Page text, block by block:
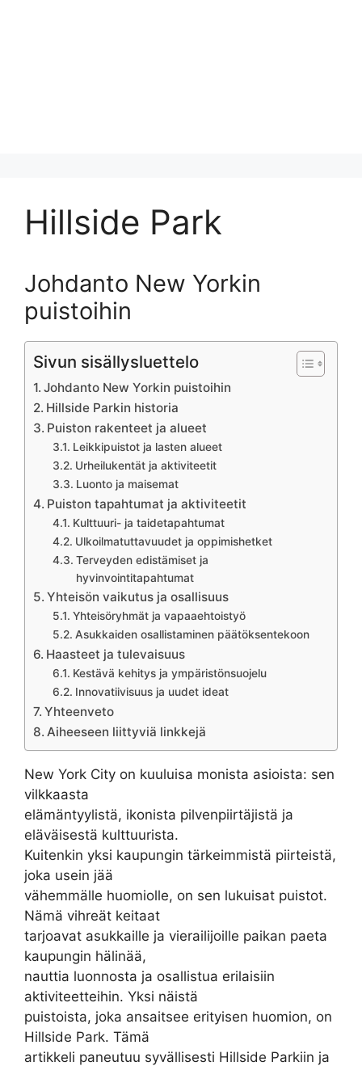
Hillside Park
Johdanto New Yorkin
puistoihin
Sivun sisällysluettelo
Johdanto New Yorkin puistoihin
Hillside Parkin historia
Puiston rakenteet ja alueet
Leikkipuistot ja lasten alueet
Urheilukentät ja aktiviteetit
Luonto ja maisemat
Puiston tapahtumat ja aktiviteetit
Kulttuuri- ja taidetapahtumat
Ulkoilmatuttavuudet ja oppimishetket
Terveyden edistämiset ja
hyvinvointitapahtumat
Yhteisön vaikutus ja osallisuus
Yhteisöryhmät ja vapaaehtoistyö
Asukkaiden osallistaminen päätöksentekoon
Haasteet ja tulevaisuus
Kestävä kehitys ja ympäristönsuojelu
Innovatiivisuus ja uudet ideat
Yhteenveto
Aiheeseen liittyviä linkkejä
New York City on kuuluisa monista asioista: sen
vilkkaasta
elämäntyylistä, ikonista pilvenpiirtäjistä ja
eläväisestä kulttuurista.
Kuitenkin yksi kaupungin tärkeimmistä piirteistä,
joka usein jää
vähemmälle huomiolle, on sen lukuisat puistot.
Nämä vihreät keitaat
tarjoavat asukkaille ja vierailijoille paikan paeta
kaupungin hälinää,
nauttia luonnosta ja osallistua erilaisiin
aktiviteetteihin. Yksi näistä
puistoista, joka ansaitsee erityisen huomion, on
Hillside Park. Tämä
artikkeli paneutuu syvällisesti Hillside Parkiin ja